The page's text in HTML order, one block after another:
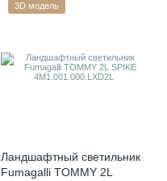
3D модель
Ландшафтный светильник
Fumagalli TOMMY 2L